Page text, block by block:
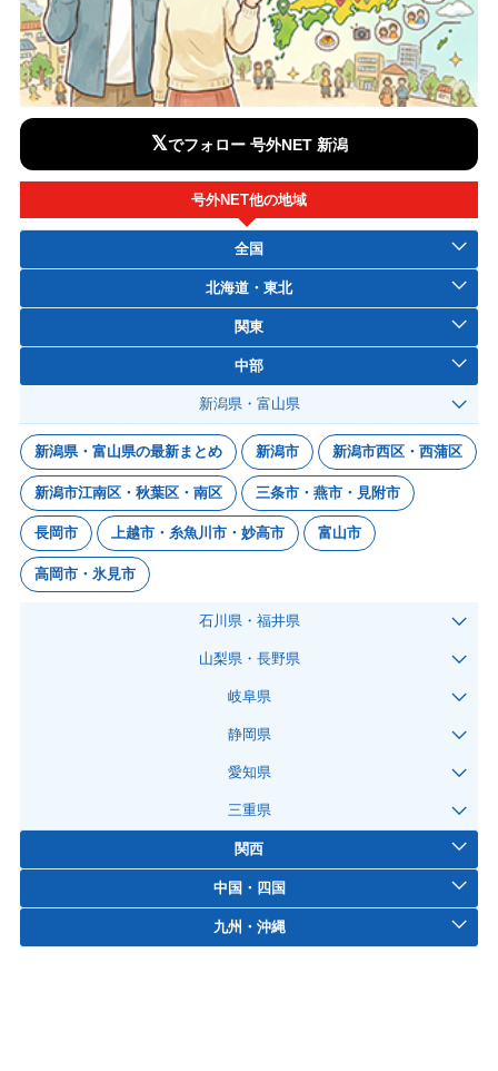
𝕏でフォロー 号外NET 新潟
号外NET他の地域
全国
北海道・東北
関東
中部
新潟県・富山県
新潟県・富山県の最新まとめ 新潟市 新潟市西区・西蒲区
新潟市江南区・秋葉区・南区 三条市・燕市・見附市
長岡市 上越市・糸魚川市・妙高市 富山市
高岡市・氷見市
石川県・福井県
山梨県・長野県
岐阜県
静岡県
愛知県
三重県
関西
中国・四国
九州・沖縄